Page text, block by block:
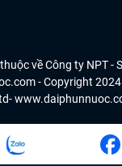
về Công ty NPT -
- Copyright